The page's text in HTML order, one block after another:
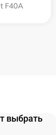
F40A
выбрать